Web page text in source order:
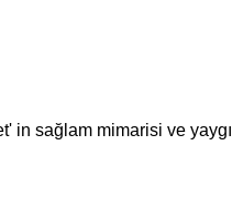
sağlam mimarisi ve